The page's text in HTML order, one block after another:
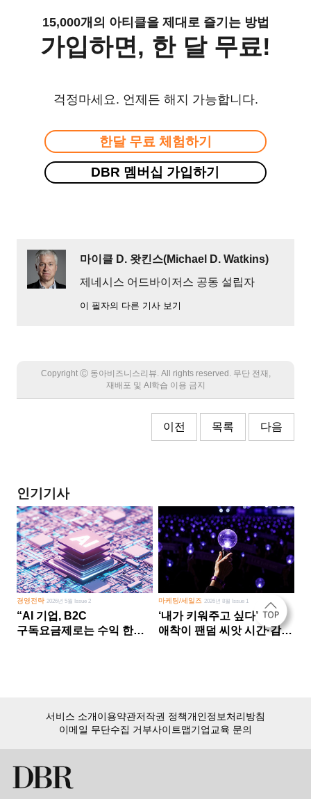
15,000개의 아티클을 제대로 즐기는 방법
가입하면, 한 달 무료!
걱정마세요. 언제든 해지 가능합니다.
한달 무료 체험하기
DBR 멤버십 가입하기
마이클 D. 왓킨스(Michael D. Watkins)
제네시스 어드바이저스 공동 설립자
이 필자의 다른 기사 보기
Copyright Ⓒ 동아비즈니스리뷰. All rights reserved. 무단 전재,
재배포 및 AI학습 이용 금지
이전 목록 다음
인기기사
경영전략 2026년 5월 Issue 2
“AI 기업, B2C
구독요금제로는 수익 한계
마케팅/세일즈 2026년 8월 Issue 1
‘내가 키워주고 싶다’
애착이 팬덤 씨앗 시간·감정
서비스 소개이용약관저작권 정책개인정보처리방침
이메일 무단수집 거부사이트맵기업교육 문의